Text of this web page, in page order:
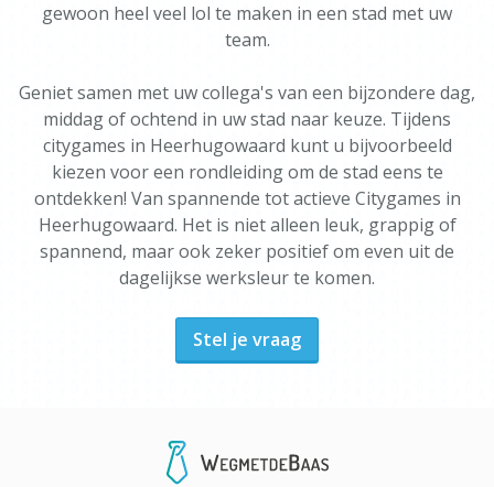
gewoon heel veel lol te maken in een stad met uw
team.
Geniet samen met uw collega's van een bijzondere dag,
middag of ochtend in uw stad naar keuze. Tijdens
citygames in Heerhugowaard kunt u bijvoorbeeld
kiezen voor een rondleiding om de stad eens te
ontdekken! Van spannende tot actieve Citygames in
Heerhugowaard. Het is niet alleen leuk, grappig of
spannend, maar ook zeker positief om even uit de
dagelijkse werksleur te komen.
Stel je vraag